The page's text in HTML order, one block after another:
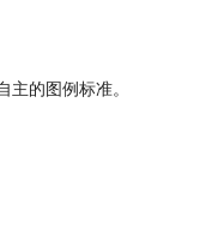
主的图例标准。